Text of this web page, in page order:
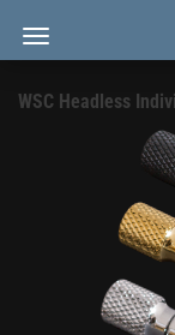
WSC Headless